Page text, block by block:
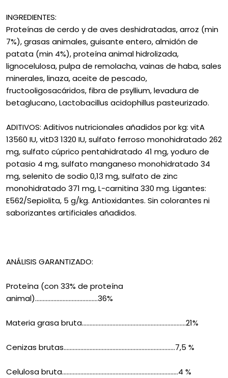
INGREDIENTES:
Proteínas de cerdo y de aves deshidratadas, arroz (min
7%), grasas animales, guisante entero, almidón de
patata (min 4%), proteína animal hidrolizada,
lignocelulosa, pulpa de remolacha, vainas de haba, sales
minerales, linaza, aceite de pescado,
fructooligosacáridos, fibra de psyllium, levadura de
betaglucano, Lactobacillus acidophillus pasteurizado.
ADITIVOS: Aditivos nutricionales añadidos por kg: vitA
13560 IU, vitD3 1320 IU, sulfato ferroso monohidratado 262
mg, sulfato cúprico pentahidratado 41 mg, yoduro de
potasio 4 mg, sulfato manganeso monohidratado 34
mg, selenito de sodio 0,13 mg, sulfato de zinc
monohidratado 371 mg, L-carnitina 330 mg. Ligantes:
E562/Sepiolita, 5 g/kg. Antioxidantes. Sin colorantes ni
saborizantes artificiales añadidos.
ANÁLISIS GARANTIZADO:
Proteína (con 33% de proteína
animal).........................................36%
Materia grasa bruta....................................................................21%
Cenizas brutas.........................................................................7,5 %
Celulosa bruta............................................................................4 %